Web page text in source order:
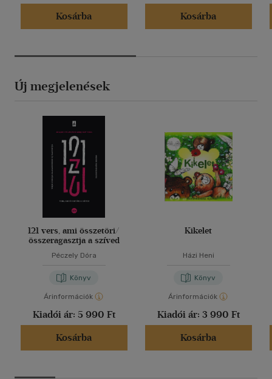
Kosárba
Kosárba
Új megjelenések
121 vers, ami összetöri/
összeragasztja a szíved
Péczely Dóra
Könyv
Árinformációk
Kiadói ár: 5 990 Ft
Kosárba
Kikelet
Házi Heni
Könyv
Árinformációk
Kiadói ár: 3 990 Ft
Kosárba